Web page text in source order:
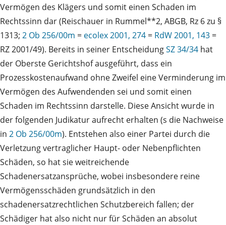
Vermögen des Klägers und somit einen Schaden im
Rechtssinn dar (Reischauer in Rummel**2, ABGB, Rz 6 zu §
1313; 2 Ob 256/00m = ecolex 2001, 274 = RdW 2001, 143 =
RZ 2001/49). Bereits in seiner EntscheidungSZ 34/34 hat
der Oberste Gerichtshof ausgeführt, dass ein
Prozesskostenaufwand ohne Zweifel eine Verminderung im
Vermögen des Aufwendenden sei und somit einen
Schaden im Rechtssinn darstelle. Diese Ansicht wurde in
der folgenden Judikatur aufrecht erhalten (s die Nachweise
in 2 Ob 256/00m). Entstehen also einer Partei durch die
Verletzung vertraglicher Haupt- oder Nebenpflichten
Schäden, so hat sie weitreichende
Schadenersatzansprüche, wobei insbesondere reine
Vermögensschäden grundsätzlich in den
schadenersatzrechtlichen Schutzbereich fallen; der
Schädiger hat also nicht nur für Schäden an absolut